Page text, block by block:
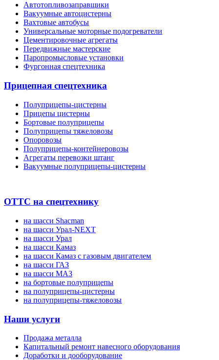
Автотопливозаправщики
Вакуумные автоцистерны
Вахтовые автобусы
Универсальные моторные подогреватели
Цементировочные агрегаты
Передвижные мастерские
Паропромысловые установки
Фургонная спецтехника
Прицепная спецтехника
Полуприцепы-цистерны
Прицепы цистерны
Бортовые полуприцепы
Полуприцепы тяжеловозы
Опоровозы
Полуприцепы-контейнеровозы
Агрегаты перевозки штанг
Вакуумные полуприцепы-цистерны
ОТТС на спецтехнику
на шасси Shacman
на шасси Урал-NEXT
на шасси Урал
на шасси Камаз
на шасси Камаз с газовым двигателем
на шасси ГАЗ
на шасси МАЗ
на бортовые полуприцепы
на полуприцепы-цистерны
на полуприцепы-тяжеловозы
Наши услуги
Продажа металла
Капитальный ремонт навесного оборудования
Доработки и дооборудование